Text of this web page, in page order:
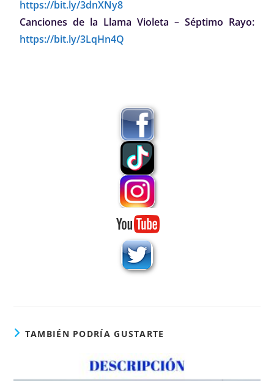
https://bit.ly/3dnXNy8
Canciones de la Llama Violeta – Séptimo Rayo:
https://bit.ly/3LqHn4Q
TAMBIÉN PODRÍA GUSTARTE